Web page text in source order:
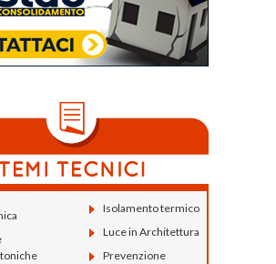
Isolamento termico
Luce in Architettura
Prevenzione